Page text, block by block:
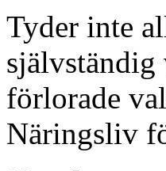
Tyder inte
självständig
förlorade
Näringsliv